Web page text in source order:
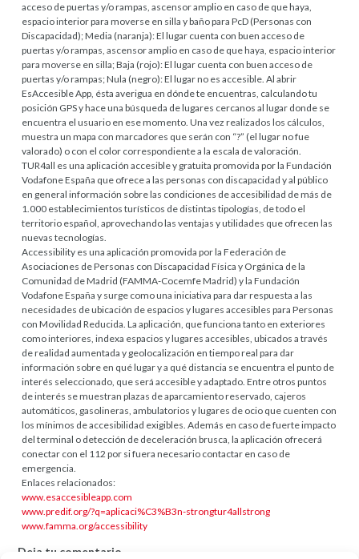
acceso de puertas y/o rampas, ascensor amplio en caso de que haya,
espacio interior para moverse en silla y baño para PcD (Personas con
Discapacidad); Media (naranja): El lugar cuenta con buen acceso de
puertas y/o rampas, ascensor amplio en caso de que haya, espacio interior
para moverse en silla; Baja (rojo): El lugar cuenta con buen acceso de
puertas y/o rampas; Nula (negro): El lugar no es accesible. Al abrir
EsAccesible App, ésta averigua en dónde te encuentras, calculando tu
posición GPS y hace una búsqueda de lugares cercanos al lugar donde se
encuentra el usuario en ese momento. Una vez realizados los cálculos,
muestra un mapa con marcadores que serán con “?” (el lugar no fue
valorado) o con el color correspondiente a la escala de valoración.
TUR4all es una aplicación accesible y gratuita promovida por la Fundación
Vodafone España que ofrece a las personas con discapacidad y al público
en general información sobre las condiciones de accesibilidad de más de
1.000 establecimientos turísticos de distintas tipologías, de todo el
territorio español, aprovechando las ventajas y utilidades que ofrecen las
nuevas tecnologías.
Accessibility es una aplicación promovida por la Federación de
Asociaciones de Personas con Discapacidad Física y Orgánica de la
Comunidad de Madrid (FAMMA-Cocemfe Madrid) y la Fundación
Vodafone España y surge como una iniciativa para dar respuesta a las
necesidades de ubicación de espacios y lugares accesibles para Personas
con Movilidad Reducida. La aplicación, que funciona tanto en exteriores
como interiores, indexa espacios y lugares accesibles, ubicados a través
de realidad aumentada y geolocalización en tiempo real para dar
información sobre en qué lugar y a qué distancia se encuentra el punto de
interés seleccionado, que será accesible y adaptado. Entre otros puntos
de interés se muestran plazas de aparcamiento reservado, cajeros
automáticos, gasolineras, ambulatorios y lugares de ocio que cuenten con
los mínimos de accesibilidad exigibles. Además en caso de fuerte impacto
del terminal o detección de deceleración brusca, la aplicación ofrecerá
conectar con el 112 por si fuera necesario contactar en caso de
emergencia.
Enlaces relacionados:
www.esaccesibleapp.com
www.predif.org/?q=aplicaci%C3%B3n-strongtur4allstrong
www.famma.org/accessibility
Deja tu comentario